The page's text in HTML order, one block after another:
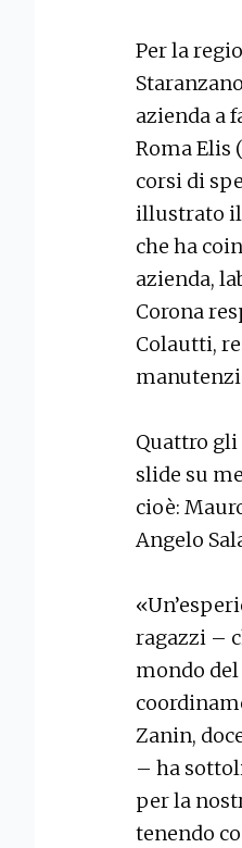
Per la
azienda a
Roma Elis
corsi di
illustrato il
che ha
azienda,
Corona
Colautti,
Quattro
slide su
cioè:
Angelo
ragazzi –
mondo
Zanin,
– ha
per la
tenendo